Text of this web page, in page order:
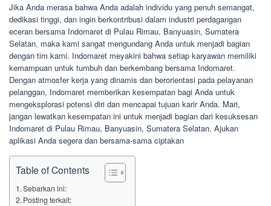
Jika Anda merasa bahwa Anda adalah individu yang penuh semangat,
dedikasi tinggi, dan ingin berkontribusi dalam industri perdagangan
eceran bersama Indomaret di Pulau Rimau, Banyuasin, Sumatera
Selatan, maka kami sangat mengundang Anda untuk menjadi bagian
dengan tim kami. Indomaret meyakini bahwa setiap karyawan memiliki
kemampuan untuk tumbuh dan berkembang bersama Indomaret.
Dengan atmosfer kerja yang dinamis dan berorientasi pada pelayanan
pelanggan, Indomaret memberikan kesempatan bagi Anda untuk
mengeksplorasi potensi diri dan mencapai tujuan karir Anda. Mari,
jangan lewatkan kesempatan ini untuk menjadi bagian dari kesuksesan
Indomaret di Pulau Rimau, Banyuasin, Sumatera Selatan. Ajukan
aplikasi Anda segera dan bersama-sama ciptakan
Table of Contents
Sebarkan ini:
Posting terkait: